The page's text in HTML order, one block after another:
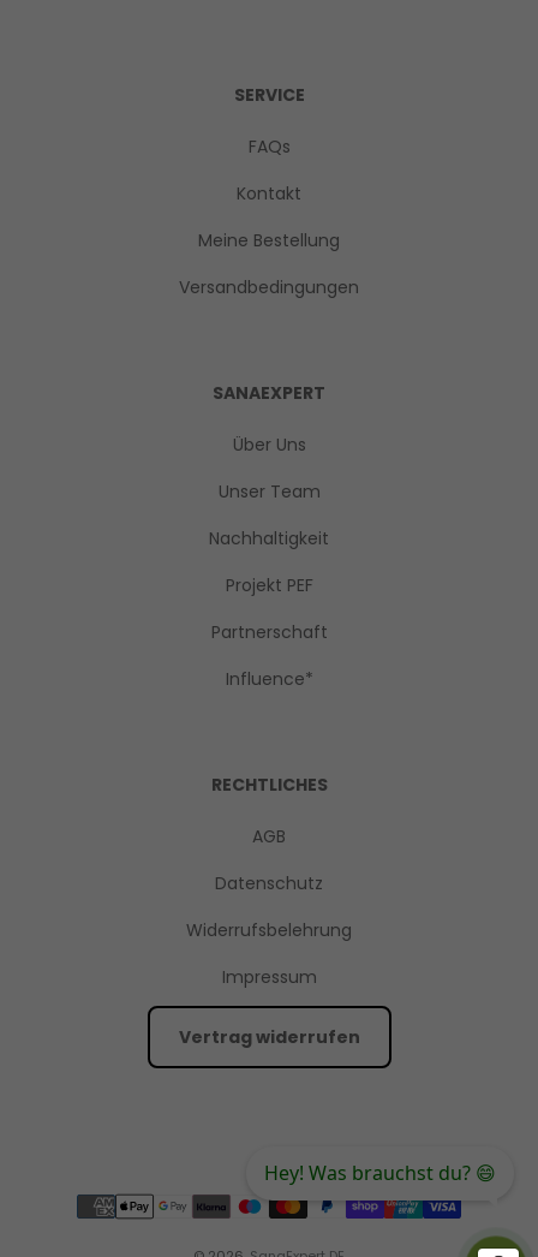
SERVICE
FAQs
Kontakt
Meine Bestellung
Versandbedingungen
SANAEXPERT
Über Uns
Unser Team
Nachhaltigkeit
Projekt PEF
Partnerschaft
Influence*
RECHTLICHES
AGB
Datenschutz
Widerrufsbelehrung
Impressum
Vertrag widerrufen
Hey! Was brauchst du? 😄